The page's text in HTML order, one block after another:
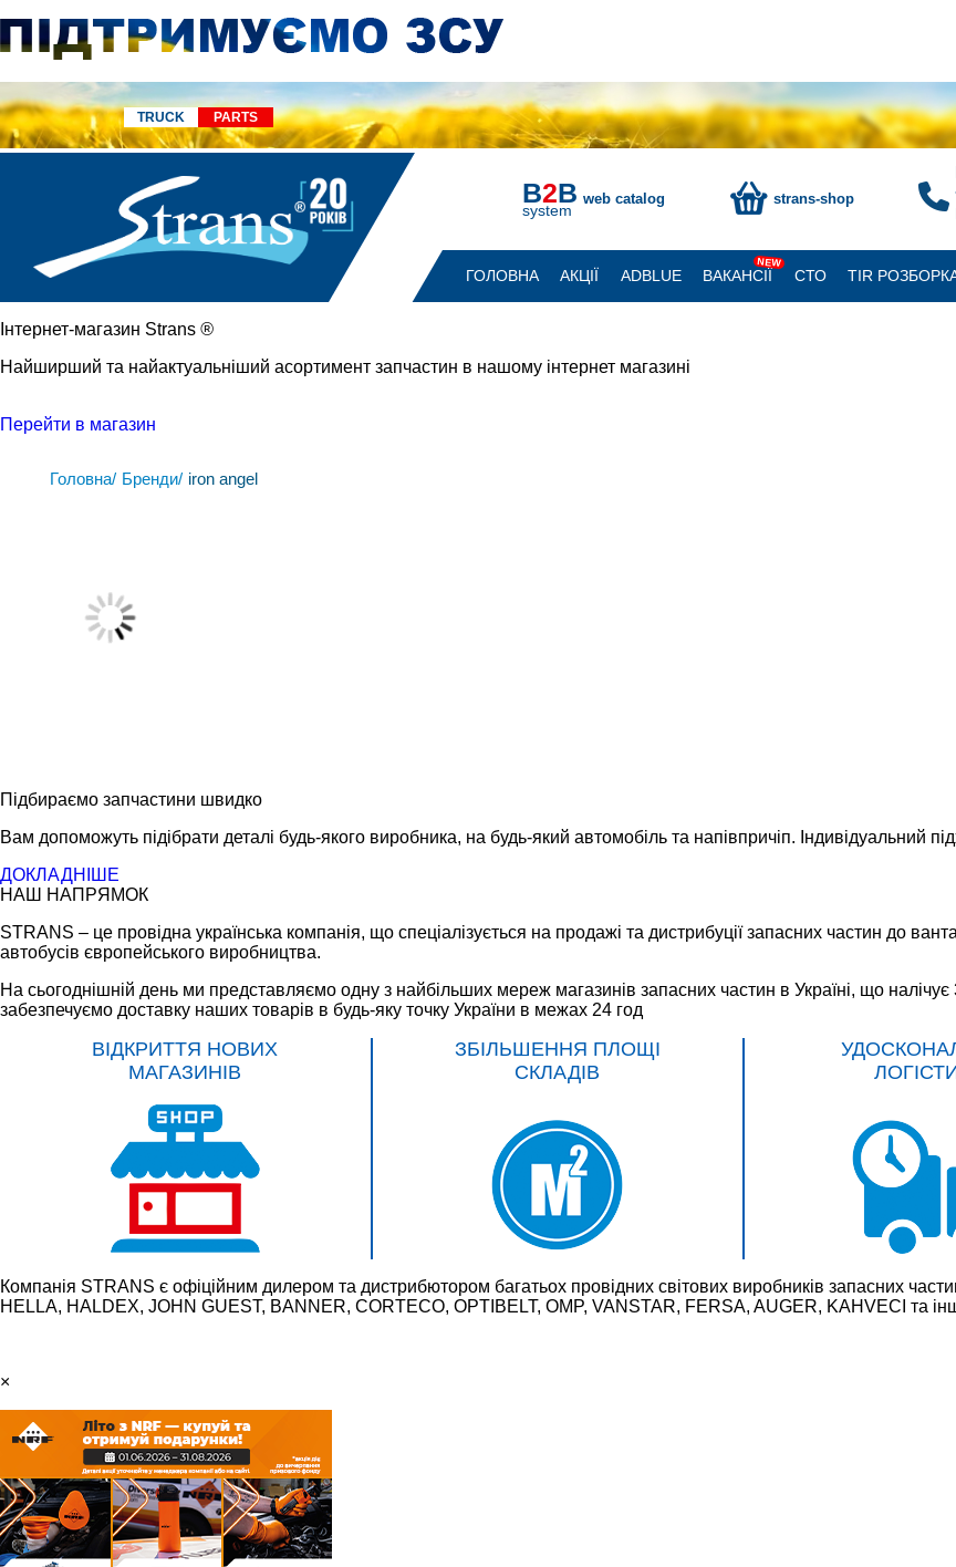
TRUCK PARTS
B2B
system
web catalog strans-shop
ГОЛОВНА АКЦІЇ ADBLUE ВАКАНСІЇ
NEW
СТО TIR
Iнтернет-магазин Strans ®
Найширший та найактуальніший асортимент запчастин в нашому інтернет магазині
Перейти в магазин
Головна/ Бренди/ iron angel
Підбираємо запчастини швидко
Вам допоможуть підібрати деталі будь-якого виробника, на будь-який автомобіль та напівпричіп. Індивідуальний
ДОКЛАДНІШЕ
НАШ НАПРЯМОК
STRANS – це провідна українська компанія, що спеціалізується на продажі та дистрибуції запасних частин до
автобусів європейського виробництва.
На сьогоднішній день ми представляємо одну з найбільших мереж магазинів запасних частин в Україні, що налічує
забезпечуємо доставку наших товарів в будь-яку точку України в межах 24 год
ВІДКРИТТЯ НОВИХ
МАГАЗИНІВ
ЗБІЛЬШЕННЯ ПЛОЩІ
СКЛАДІВ
Компанія STRANS є офіційним дилером та дистрибютором багатьох провідних світових виробників запасних
HELLA, HALDEX, JOHN GUEST, BANNER, CORTECO, OPTIBELT, OMP, VANSTAR, FERSA, AUGER, KAHVECI та
×